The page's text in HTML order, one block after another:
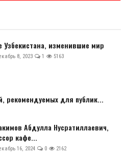
Узбекистана, изменившие мир
8, 2023 1 5163
рекомендуемых для публик...
Абдулла Нусратиллаевич,
кафе...
16, 2024 0 2162